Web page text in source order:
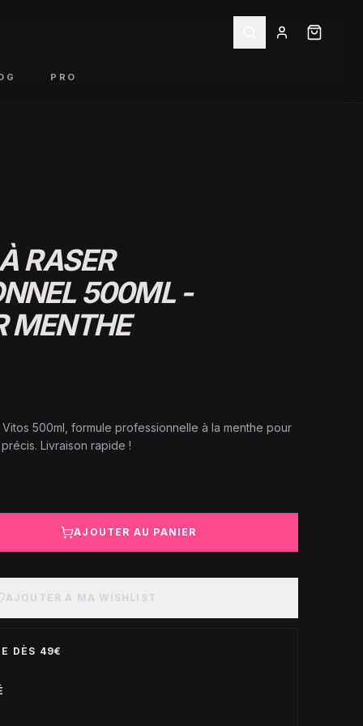
PRO
RASER
500ML -
MENTHE
500ml, formule professionnelle à la menthe pour
Livraison rapide !
AJOUTER AU PANIER
AJOUTER À MA WISHLIST
DÈS 49€